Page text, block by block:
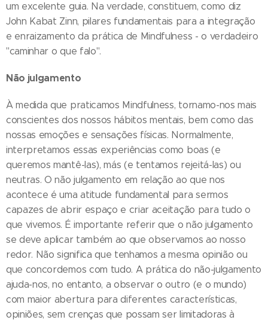
um excelente guia. Na verdade, constituem, como diz
John Kabat Zinn, pilares fundamentais para a integração
e enraizamento da prática de Mindfulness - o verdadeiro
"caminhar o que falo".
Não julgamento
À medida que praticamos Mindfulness, tornamo-nos mais
conscientes dos nossos hábitos mentais, bem como das
nossas emoções e sensações físicas. Normalmente,
interpretamos essas experiências como boas (e
queremos mantê-las), más (e tentamos rejeitá-las) ou
neutras. O não julgamento em relação ao que nos
acontece é uma atitude fundamental para sermos
capazes de abrir espaço e criar aceitação para tudo o
que vivemos. É importante referir que o não julgamento
se deve aplicar também ao que observamos ao nosso
redor. Não significa que tenhamos a mesma opinião ou
que concordemos com tudo. A prática do não-julgamento
ajuda-nos, no entanto, a observar o outro (e o mundo)
com maior abertura para diferentes características,
opiniões, sem crenças que possam ser limitadoras à